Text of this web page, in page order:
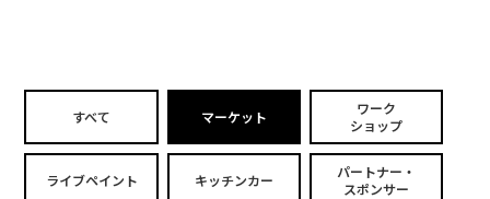
すべて マーケット
ワーク
ショップ
ライブペイント キッチンカー
パートナー・
スポンサー